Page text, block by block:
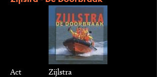
Act
Zijlstra